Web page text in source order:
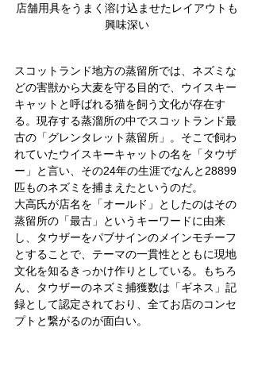
店舗用具をうまく溶け込ませたレイアウトも
興味深い
スコットランド地方の蒸留所では、ネズミな
どの害獣から大麦を守る目的で、ウイスキー
キャットと呼ばれる猫を飼う文化が存在す
る。現存する蒸溜所の中でスコットランド最
古の「グレンタレット蒸留所」。そこで飼わ
れていたウイスキーキャットの名を「タウザ
ー」と言い、その24年の生涯でなんと28899
匹ものネズミを捕まえたというのだ。
大高氏が店名を「オールド」としたのはその
蒸留所の「最古」というキーワードに由来
し、タウザーをパブサインのメインモチーフ
とすることで、テーマの一貫性とともに現地
文化を知るきっかけ作りとしている。もちろ
ん、タウザーのネズミ捕獲数は「ギネス」記
録として認定されており、全てお店のコンセ
プトと繋がるのが面白い。